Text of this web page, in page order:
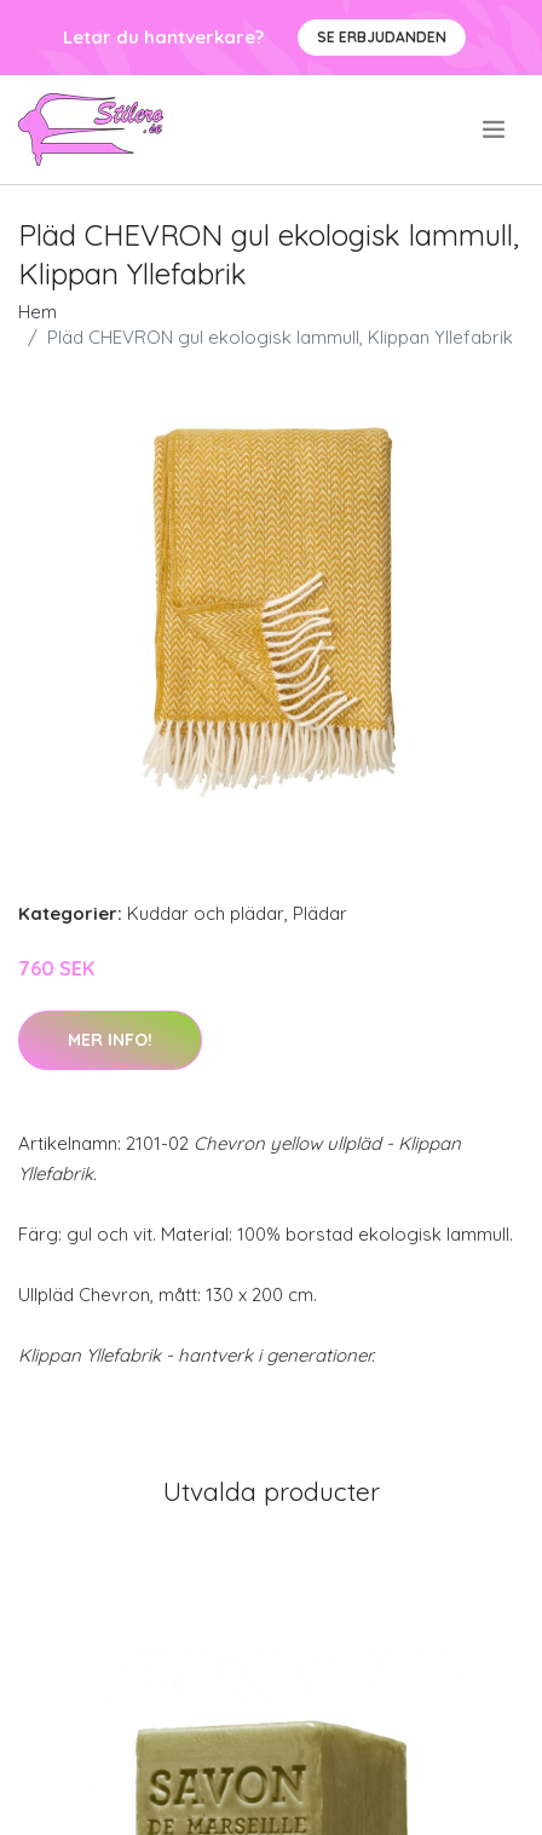
Letar du hantverkare? SE ERBJUDANDEN
Pläd CHEVRON gul ekologisk lammull,
Klippan Yllefabrik
Hem
Pläd CHEVRON gul ekologisk lammull, Klippan Yllefabrik
Kategorier: Kuddar och plädar, Plädar
760 SEK
MER INFO!
Artikelnamn: 2101-02 Chevron yellow ullpläd - Klippan
Yllefabrik.
Färg: gul och vit. Material: 100% borstad ekologisk lammull.
Ullpläd Chevron, mått: 130 x 200 cm.
Klippan Yllefabrik - hantverk i generationer.
Utvalda producter